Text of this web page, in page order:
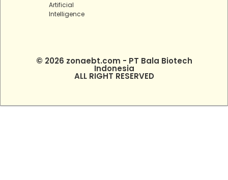
Artificial
Intelligence
© 2026 zonaebt.com - PT Bala Biotech
Indonesia
ALL RIGHT RESERVED